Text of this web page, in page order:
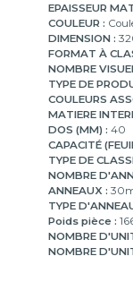
EPAISSEUR
COULEUR :
DIMENSION :
FORMAT À
NOMBRE
TYPE DE
COULEURS
MATIERE
DOS (MM) : 40
CAPACITÉ
TYPE DE
NOMBRE
ANNEAUX :
TYPE
Poids pièce :
NOMBRE
NOMBRE